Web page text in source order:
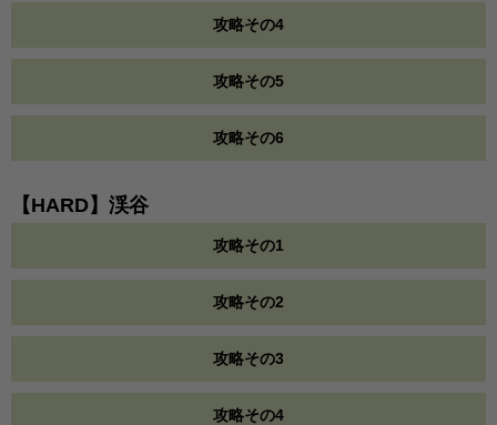
攻略その4
攻略その5
攻略その6
【HARD】渓谷
攻略その1
攻略その2
攻略その3
攻略その4